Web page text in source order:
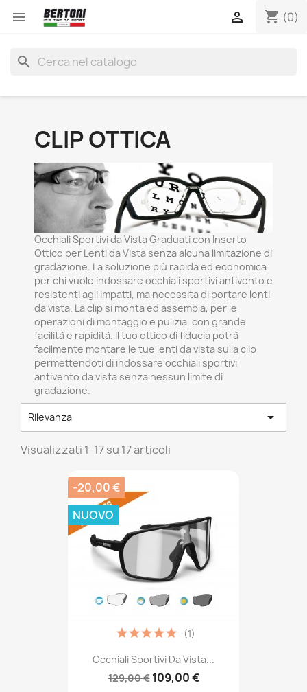
 shopping_cart (0)

search
CLIP OTTICA
Occhiali Sportivi da Vista Graduati con Inserto
Ottico per Lenti da Vista senza alcuna limitazione di
gradazione. La soluzione più rapida ed economica
per chi vuole indossare occhiali sportivi antivento e
resistenti agli impatti, ma necessita di portare lenti
da vista. La clip si monta ed assembla, per le
operazioni di montaggio e pulizia, con grande
facilità e rapidità. Il tuo ottico di fiducia potrà
facilmente montare le tue lenti da vista sulla clip
permettendoti di indossare occhiali sportivi
antivento da vista senza nessun limite di
gradazione.
Rilevanza 
Visualizzati 1-17 su 17 articoli
Occhiali Sportivi Da Vista...
129,00 € 109,00 €
(1)
-20,00 €
NUOVO